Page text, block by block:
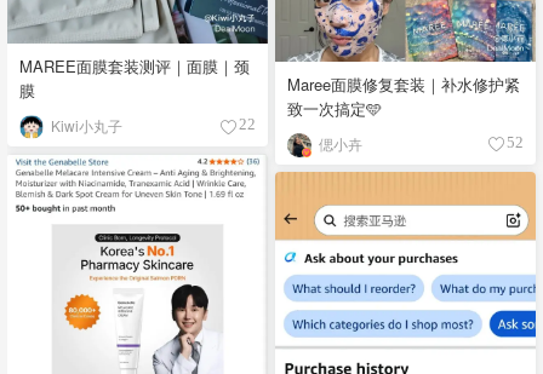
MAREE面膜套装测评｜面膜｜颈
膜
Kiwi小丸子 22
Maree面膜修复套装｜补水修护紧
致一次搞定🩵
偲小卉 52